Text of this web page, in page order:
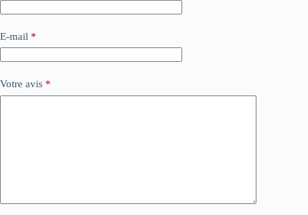
E-mail *
Votre avis *